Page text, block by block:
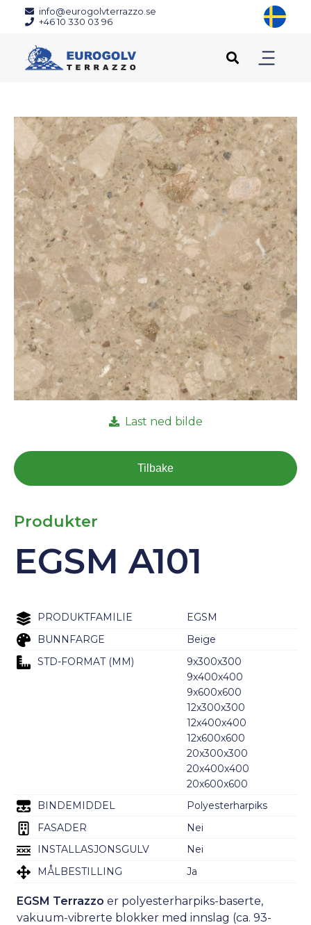
info@eurogolvterrazzo.se
+46 10 330 03 96
Last ned bilde
Tilbake
Produkter
EGSM A101
PRODUKTFAMILIE
EGSM
BUNNFARGE
Beige
STD-FORMAT (MM)
9x300x300
9x400x400
9x600x600
12x300x300
12x400x400
12x600x600
20x300x300
20x400x400
20x600x600
BINDEMIDDEL
Polyesterharpiks
FASADER
Nei
INSTALLASJONSGULV
Nei
MÅLBESTILLING
Ja
EGSM Terrazzo er polyesterharpiks-baserte,
vakuum-vibrerte blokker med innslag (ca. 93-